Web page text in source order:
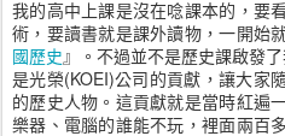
我的高中上課是沒在唸課本的，要
術，要讀書就是課外讀物，一開始
國歷史』。不過並不是歷史課啟發了
是光榮(KOEI)公司的貢獻，讓大家
的歷史人物。這貢獻就是當時紅遍
樂器、電腦的誰能不玩，裡面兩百